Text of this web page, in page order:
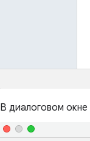
В диалоговом окне